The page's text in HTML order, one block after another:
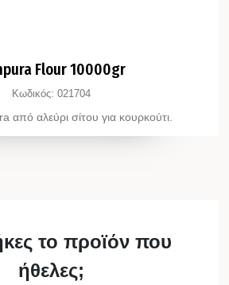
Flour 10000gr
Κωδικός: 021704
από αλεύρι σίτου για κουρκούτι.
το προϊόν που
ήθελες;